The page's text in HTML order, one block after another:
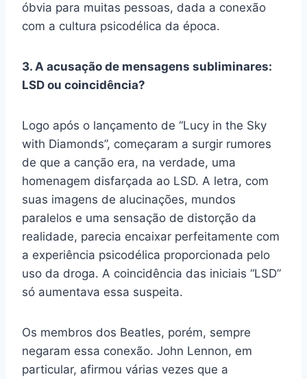
óbvia para muitas pessoas, dada a conexão
com a cultura psicodélica da época.
3. A acusação de mensagens subliminares:
LSD ou coincidência?
Logo após o lançamento de “Lucy in the Sky
with Diamonds”, começaram a surgir rumores
de que a canção era, na verdade, uma
homenagem disfarçada ao LSD. A letra, com
suas imagens de alucinações, mundos
paralelos e uma sensação de distorção da
realidade, parecia encaixar perfeitamente com
a experiência psicodélica proporcionada pelo
uso da droga. A coincidência das iniciais “LSD”
só aumentava essa suspeita.
Os membros dos Beatles, porém, sempre
negaram essa conexão. John Lennon, em
particular, afirmou várias vezes que a